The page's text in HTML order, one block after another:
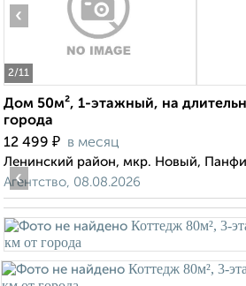
2/11
‹
Дом 50м², 1-этажный, на
города
12 499 ₽ в месяц
Ленинский район, мкр. Новый,
Агентство, 08.08.2026
‹